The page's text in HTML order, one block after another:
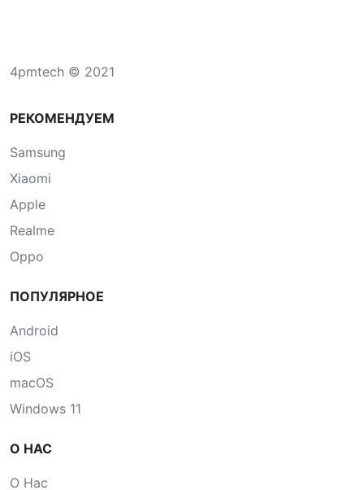
4pmtech © 2021
РЕКОМЕНДУЕМ
Samsung
Xiaomi
Apple
Realme
Oppo
ПОПУЛЯРНОЕ
Android
iOS
macOS
Windows 11
О НАС
О Нас